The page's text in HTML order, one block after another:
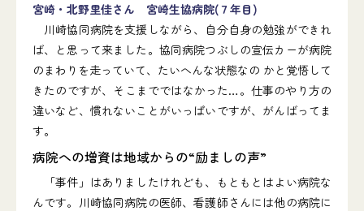
宮崎・北野里佳さん 宮崎生協病院(７年目)
川崎協同病院を支援しながら、自分自身の勉強ができれ
ば、と思って来ました。協同病院つぶしの宣伝カーが病院
のまわりを走っていて、たいへんな状態なの かと覚悟して
きたのですが、そこまでではなかった…。仕事のやり方の
違いなど、慣れないことがいっぱいですが、がんばってま
す。
病院への増資は地域からの“励ましの声”
「事件」はありましたけれども、もともとはよい病院な
んです。川崎協同病院の医師、看護師さんには他の病院に